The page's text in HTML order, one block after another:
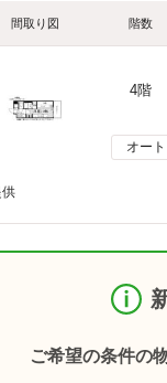
間取り図 階数
4階
オー
ご希望の条件の